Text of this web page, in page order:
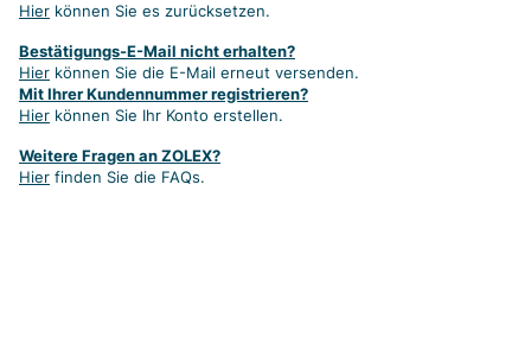
Hier können Sie es zurücksetzen.
Bestätigungs-E-Mail nicht erhalten?
Hier können Sie die E-Mail erneut versenden.
Mit Ihrer Kundennummer registrieren?
Hier können Sie Ihr Konto erstellen.
Weitere Fragen an ZOLEX?
Hier finden Sie die FAQs.